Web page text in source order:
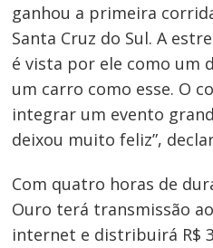
ganhou a primeira
Santa Cruz do Sul. A
é vista por ele como um
um carro como esse. O
integrar um evento
deixou muito feliz”,
Com quatro horas de
Ouro terá transmissão
internet e distribuirá R$